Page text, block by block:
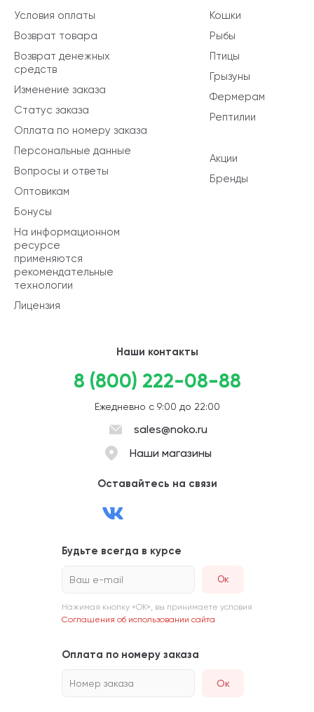
Кошки
Рыбы
Птицы
Грызуны
Фермерам
Рептилии
Акции
Бренды
Условия оплаты
Возврат товара
Возврат денежных
средств
Изменение заказа
Статус заказа
Оплата по номеру заказа
Персональные данные
Вопросы и ответы
Оптовикам
Бонусы
На информационном
ресурсе
применяются
рекомендательные
технологии
Лицензия
Наши контакты
8 (800) 222-08-88
Ежедневно с 9:00 до 22:00
sales@noko.ru
Наши магазины
Оставайтесь на связи
Будьте всегда в курсе
Ваш e-mail
Нажимая кнопку «ОК», вы принимаете условия
Соглашения об использовании сайта
Оплата по номеру заказа
Номер заказа Ок